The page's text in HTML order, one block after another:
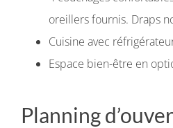
oreillers fournis. Draps
Cuisine avec
Espace bien-être en
Planning